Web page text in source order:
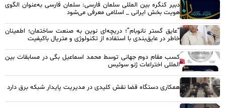
دبیر کنگره بین المللی سلمان فارسی: سلمان فارسی به‌عنوان الگوی
هویت بخش ایرانی _ اسلامی معرفی می‌شود
“عایق گستر نانوبام”؛ دریچه‌ای نوین به صنعت ساختمان؛ اطمینان
خاطر در عایق‌بندی با استفاده از تکنولوژی و متریال باکیفیت
کسب مقام دوم جهانی توسط محمد اسماعیل بگی در مسابقات بین
المللی اختراعات ژنو سوئیس
همکاری دستگاه قضا نقش کلیدی در مدیریت پایدار شبکه برق دارد